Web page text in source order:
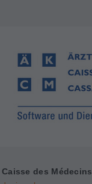
Caisse des Médecins